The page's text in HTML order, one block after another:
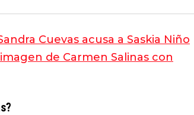
Cuevas acusa a Saskia Niño
de Carmen Salinas con